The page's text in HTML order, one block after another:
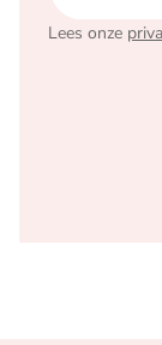
Lees onze